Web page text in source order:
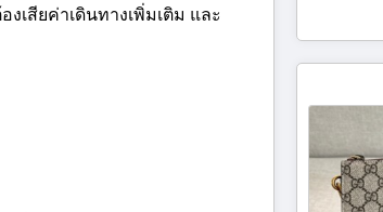
เสียค่าเดินทางเพิ่มเติม และ